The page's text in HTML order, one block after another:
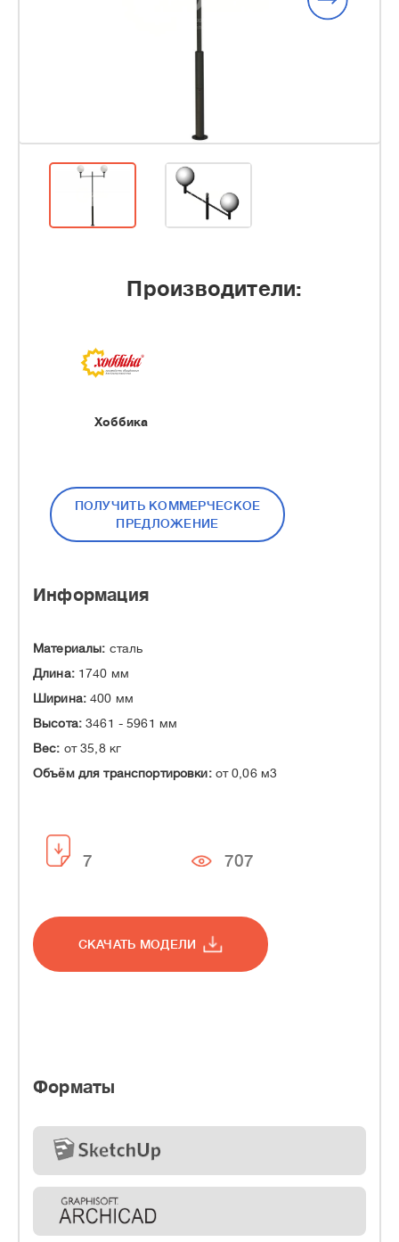
Производители:
Хоббика
ПОЛУЧИТЬ КОММЕРЧЕСКОЕ
ПРЕДЛОЖЕНИЕ
Информация
Материалы: сталь
Длина:1740 мм
Ширина:400 мм
Высота:3461 - 5961 мм
Вес: от 35,8 кг
Объём для транспортировки:от 0,06 м3
7 707
СКАЧАТЬ МОДЕЛИ
Форматы